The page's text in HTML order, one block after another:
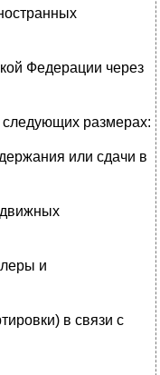
Федерации через
следующих размерах:
или сдачи в
и
в связи с